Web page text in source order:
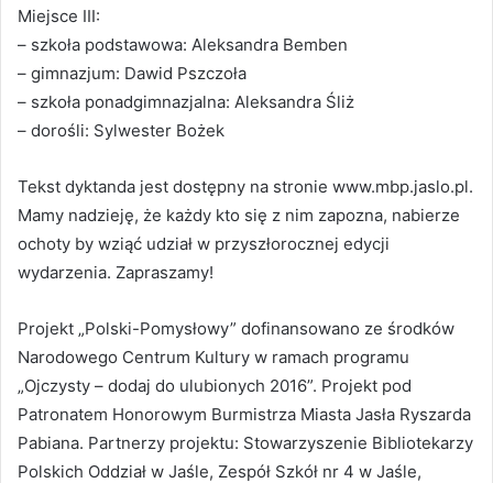
Miejsce III:
– szkoła podstawowa: Aleksandra Bemben
– gimnazjum: Dawid Pszczoła
– szkoła ponadgimnazjalna: Aleksandra Śliż
– dorośli: Sylwester Bożek
Tekst dyktanda jest dostępny na stronie www.mbp.jaslo.pl.
Mamy nadzieję, że każdy kto się z nim zapozna, nabierze
ochoty by wziąć udział w przyszłorocznej edycji
wydarzenia. Zapraszamy!
Projekt „Polski-Pomysłowy” dofinansowano ze środków
Narodowego Centrum Kultury w ramach programu
„Ojczysty – dodaj do ulubionych 2016”. Projekt pod
Patronatem Honorowym Burmistrza Miasta Jasła Ryszarda
Pabiana. Partnerzy projektu: Stowarzyszenie Bibliotekarzy
Polskich Oddział w Jaśle, Zespół Szkół nr 4 w Jaśle,